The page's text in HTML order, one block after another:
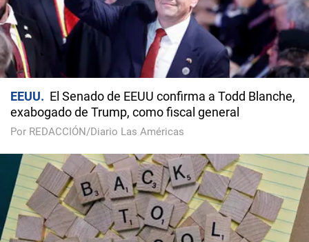
EEUU
El Senado de EEUU confirma a Todd Blanche,
exabogado de Trump, como fiscal general
Por REDACCIÓN/Diario Las Américas